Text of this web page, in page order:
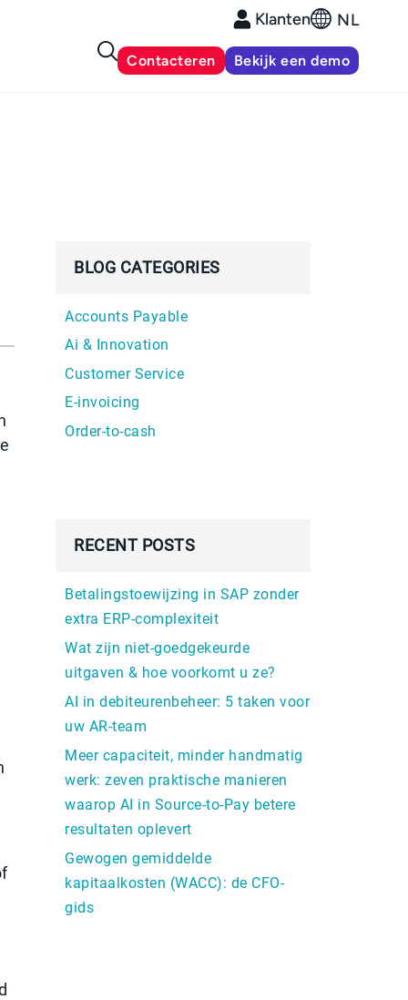
Klanten NL
Contacteren Bekijk een demo
BLOG CATEGORIES
Accounts Payable
Ai & Innovation
Customer Service
E-invoicing
Order-to-cash
RECENT POSTS
Betalingstoewijzing in SAP zonder
extra ERP-complexiteit
Wat zijn niet-goedgekeurde
uitgaven & hoe voorkomt u ze?
AI in debiteurenbeheer: 5 taken voor
uw AR-team
Meer capaciteit, minder handmatig
werk: zeven praktische manieren
waarop AI in Source-to-Pay betere
resultaten oplevert
Gewogen gemiddelde
kapitaalkosten (WACC): de CFO-
gids